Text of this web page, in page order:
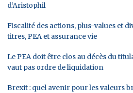
d’Aristophil
Fiscalité des actions, plus-values et
titres, PEA et assurance vie
Le PEA doit être clos au décès du
vaut pas ordre de liquidation
Brexit : quel avenir pour les valeurs